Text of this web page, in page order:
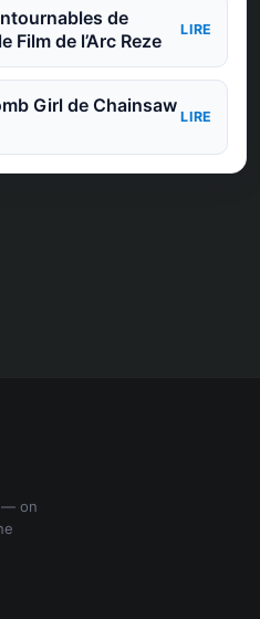
de
Film de l’Arc Reze
LIRE
Girl de Chainsaw
LIRE
— on